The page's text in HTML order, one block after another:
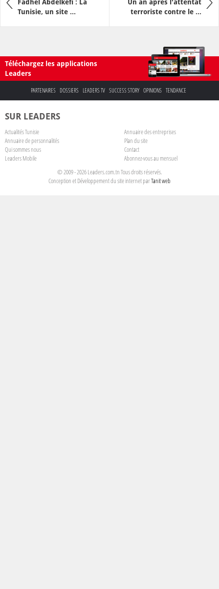
Fadhel Abdelkéfi : La
Tunisie, un site ...
Un an après l'attentat
terroriste contre le ...
Téléchargez les applications
Leaders
PARTENAIRES DOSSIERS LEADERS TV SUCCESS STORY OPINIONS TENDANCE
SUR LEADERS
Actualités Tunisie
Annuaire des entreprises
Annuaire de personnalités
Plan du site
Qui sommes nous
Contact
Leaders Mobile
Abonnez-vous au mensuel
© 2009 - 2026 Leaders.com.tn Tous droits réservés.
Conception et Développement du site internet parTanit web